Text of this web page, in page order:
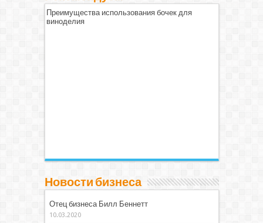
Преимущества использования бочек для
виноделия
Новости бизнеса
Отец бизнеса Билл Беннетт
10.03.2020